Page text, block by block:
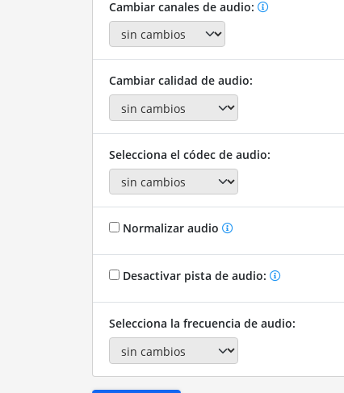
Cambiar canales de audio:
Cambiar calidad de audio:
Selecciona el códec de audio:
Normalizar audio
Desactivar pista de audio:
Selecciona la frecuencia de audio: